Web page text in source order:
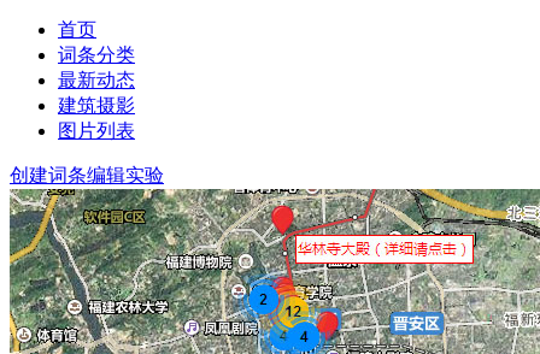
首页
词条分类
最新动态
建筑摄影
图片列表
创建词条编辑实验